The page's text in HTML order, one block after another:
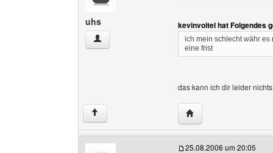
uhs
uhs Benutzer-Profile anzeigen
kevinvoitel hat Folgendes
ich mein schlecht währ
eine frist
das kann ich dir leider
↑ Website dieses
25.08.2006 um 20:05